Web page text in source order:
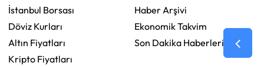
İstanbul Borsası
Döviz Kurları
Altın Fiyatları
Kripto Fiyatları
Haber Arşivi
Ekonomik Takvim
Son Dakika Haberleri